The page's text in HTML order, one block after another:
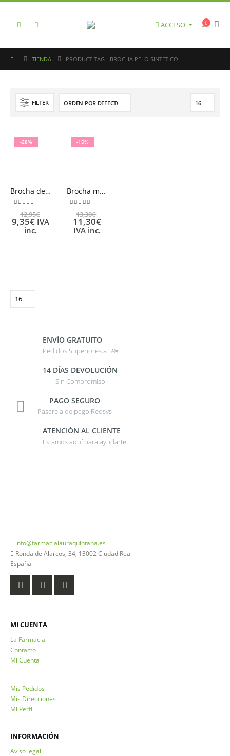
ACCESO
TIENDA PRODUCT TAG - BROCHA PELO SINTETICO
FILTER
-28%
Brocha de maquillaje líquido BETER
12,95€
9,35€ IVA
inc.
-15%
Brocha maquillaje fluido BETER
13,30€
11,30€
IVA inc.
ENVÍO GRATUITO
Pedidos Superiores a 59€
14 DÍAS DEVOLUCIÓN
Sin Compromiso
PAGO SEGURO
Pasarela de pago Redsys
ATENCIÓN AL CLIENTE
Estamos aquí para ayudarte
info@farmacialauraquintana.es
Ronda de Alarcos, 34, 13002 Ciudad Real
España
MI CUENTA
La Farmacia
Contacto
Mi Cuenta
Mis Pedidos
Mis Direcciones
Mi Perfil
INFORMACIÓN
Aviso legal